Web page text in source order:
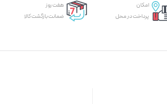
امکان
پرداخت در محل
هفت روز
ضمانت بازگشت کالا